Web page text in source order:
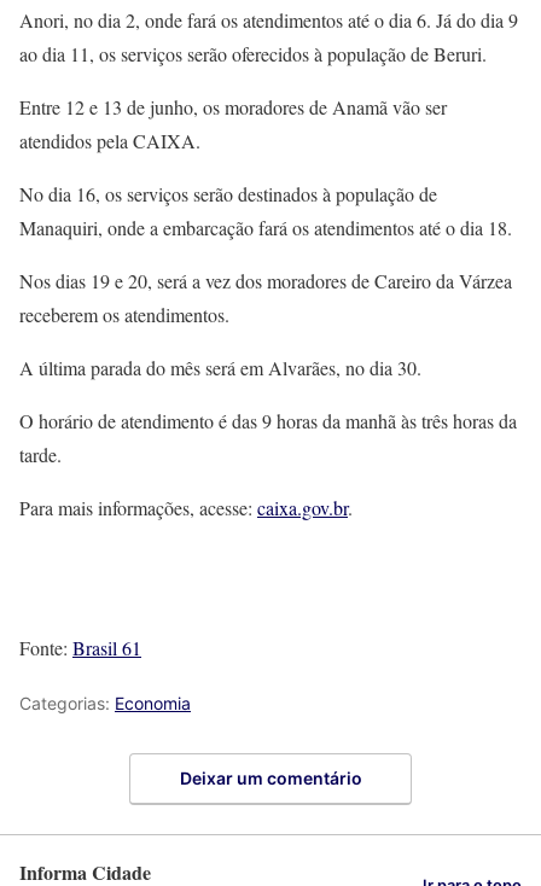
Anori, no dia 2, onde fará os atendimentos até o dia 6. Já do dia 9
ao dia 11, os serviços serão oferecidos à população de Beruri.
Entre 12 e 13 de junho, os moradores de Anamã vão ser
atendidos pela CAIXA.
No dia 16, os serviços serão destinados à população de
Manaquiri, onde a embarcação fará os atendimentos até o dia 18.
Nos dias 19 e 20, será a vez dos moradores de Careiro da Várzea
receberem os atendimentos.
A última parada do mês será em Alvarães, no dia 30.
O horário de atendimento é das 9 horas da manhã às três horas da
tarde.
Para mais informações, acesse: caixa.gov.br.
Fonte: Brasil 61
Categorias: Economia
Deixar um comentário
Informa Cidade